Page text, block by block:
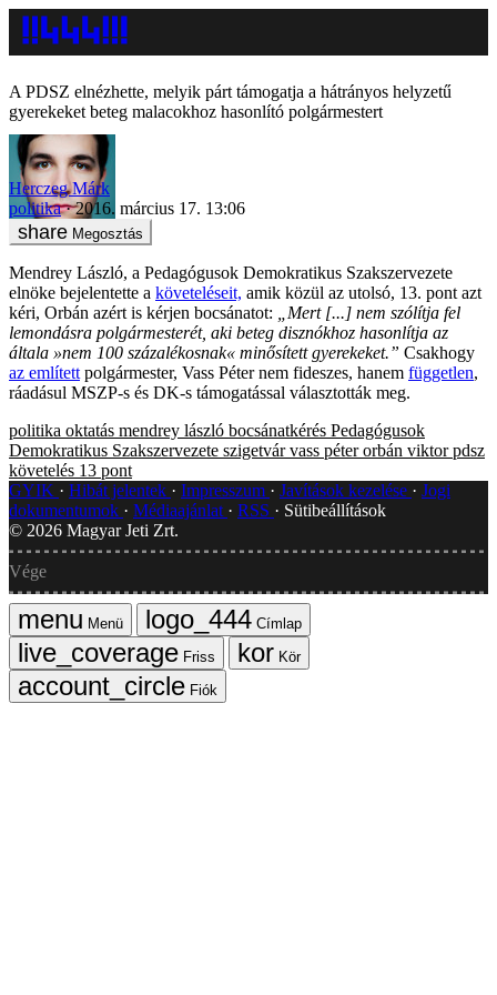
A PDSZ elnézhette, melyik párt támogatja a hátrányos helyzetű
gyerekeket beteg malacokhoz hasonlító polgármestert
Herczeg Márk
politika
2016. március 17. 13:06
Megosztás
Mendrey László, a Pedagógusok Demokratikus Szakszervezete
elnöke bejelentette a követeléseit, amik közül az utolsó, 13. pont azt
kéri, Orbán azért is kérjen bocsánatot:
„Mert [...] nem szólítja fel
lemondásra polgármesterét, aki beteg disznókhoz hasonlítja az
általa »nem 100 százalékosnak« minősített gyerekeket.” Csakhogy
az említett polgármester, Vass Péter nem fideszes, hanem független,
ráadásul MSZP-s és DK-s támogatással választották meg.
politika oktatás mendrey lászló bocsánatkérés Pedagógusok
Demokratikus Szakszervezete szigetvár vass péter orbán viktor pdsz
követelés 13 pont
GYIK
Hibát jelentek Impresszum Javítások kezelése
Jogi
dokumentumok
Médiaajánlat RSS
Sütibeállítások
© 2026 Magyar Jeti Zrt.
Vége
Menü
Címlap
Friss
Kör
Fiók